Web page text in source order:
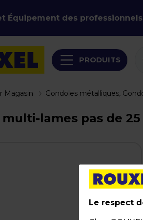
Équipement des professionnels
PRODUITS
Magasin Gondoles métalliques,
lames pas de 25
Le respect